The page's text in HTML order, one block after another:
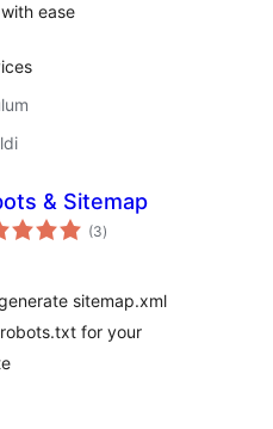
ease
& Sitemap
(3toplam
puan
)
sitemap.xml
for your